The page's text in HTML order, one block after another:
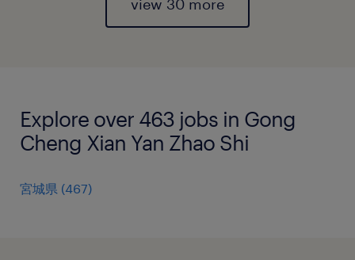
view 30 more
Explore over 463 jobs in Gong
Cheng Xian Yan Zhao Shi
宮城県 (467)